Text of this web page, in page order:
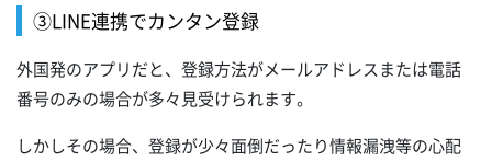
③LINE連携でカンタン登録
外国発のアプリだと、登録方法がメールアドレスまたは電話
番号のみの場合が多々見受けられます。
しかしその場合、登録が少々面倒だったり情報漏洩等の心配